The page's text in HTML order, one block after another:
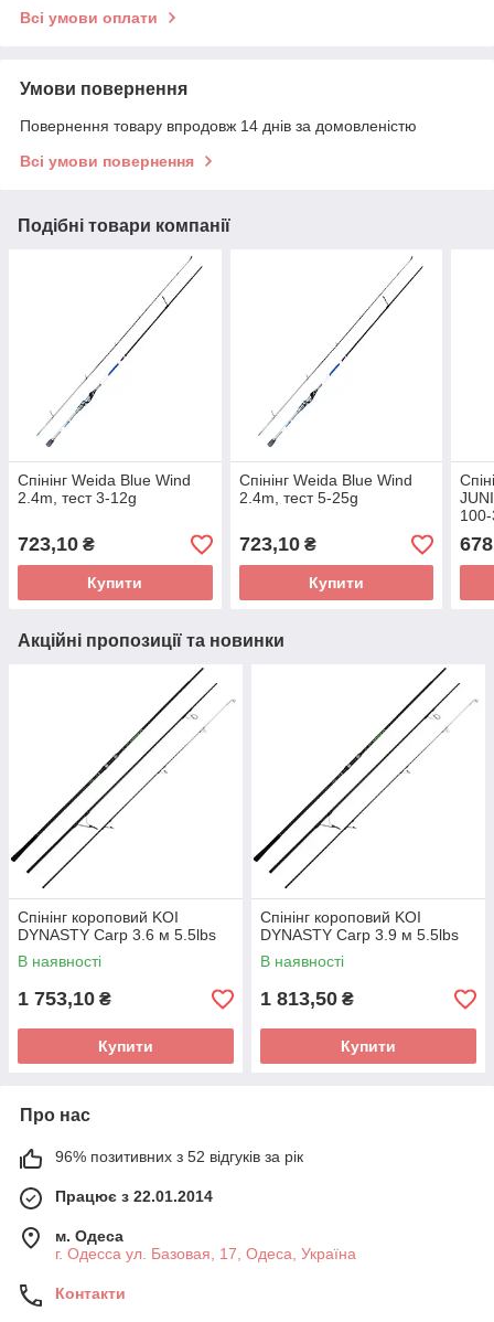
Всі умови оплати
Умови повернення
Повернення товару впродовж 14 днів за домовленістю
Всі умови повернення
Подібні товари компанії
Спінінг Weida Blue Wind
2.4m, тест 3-12g
723,10 ₴
Купити
Спінінг Weida Blue Wind
2.4m, тест 5-25g
723,10₴
Купити
Акційні пропозиції та новинки
Спінінг короповий KOI
DYNASTY Carp 3.6 м 5.5lbs
В наявності
1 753,10 ₴
Купити
Спінінг короповий KOI
DYNASTY Carp 3.9 м 5.5lbs
В наявності
1 813,50 ₴
Купити
Про нас
96% позитивних з 52 відгуків за рік
Працює з 22.01.2014
м. Одеса
г. Одесса ул. Базовая, 17, Одеса, Україна
Контакти